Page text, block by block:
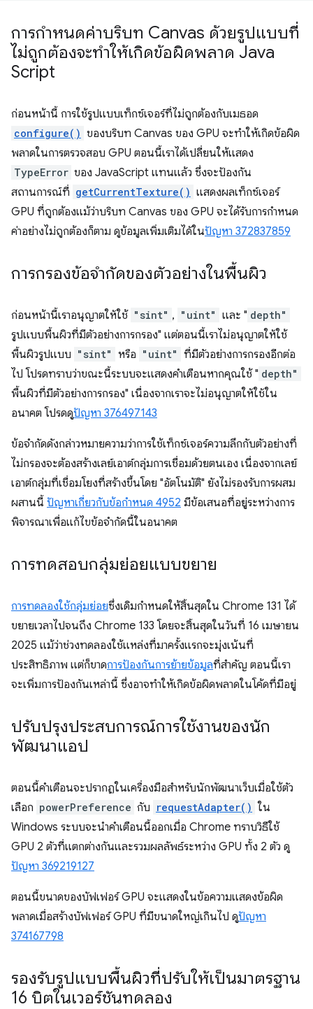
การกำหนดค่าบริบท Canvas ด้วยรูปแบบที่
ไม่ถูกต้องจะทำให้เกิดข้อผิดพลาด Java
Script
ก่อนหน้านี้ การใช้รูปแบบเท็กซ์เจอร์ที่ไม่ถูกต้องกับเมธอด
configure() ของบริบท Canvas ของ GPU จะทําให้เกิดข้อผิด
พลาดในการตรวจสอบ GPU ตอนนี้เราได้เปลี่ยนให้แสดง
TypeError ของ JavaScript แทนแล้ว ซึ่งจะป้องกัน
สถานการณ์ที่ getCurrentTexture() แสดงผลเท็กซ์เจอร์
GPU ที่ถูกต้องแม้ว่าบริบท Canvas ของ GPU จะได้รับการกําหนด
ค่าอย่างไม่ถูกต้องก็ตาม ดูข้อมูลเพิ่มเติมได้ในปัญหา 372837859
การกรองข้อจำกัดของตัวอย่างในพื้นผิว
ก่อนหน้านี้เราอนุญาตให้ใช้ "sint" , "uint" และ " depth"
รูปแบบพื้นผิวที่มีตัวอย่างการกรอง" แต่ตอนนี้เราไม่อนุญาตให้ใช้
พื้นผิวรูปแบบ "sint" หรือ "uint" ที่มีตัวอย่างการกรองอีกต่อ
ไป โปรดทราบว่าขณะนี้ระบบจะแสดงคำเตือนหากคุณใช้ " depth"
พื้นผิวที่มีตัวอย่างการกรอง" เนื่องจากเราจะไม่อนุญาตให้ใช้ใน
อนาคต โปรดดูปัญหา 376497143
ข้อจำกัดดังกล่าวหมายความว่าการใช้เท็กซ์เจอร์ความลึกกับตัวอย่างที่
ไม่กรองจะต้องสร้างเลย์เอาต์กลุ่มการเชื่อมด้วยตนเอง เนื่องจากเลย์
เอาต์กลุ่มที่เชื่อมโยงที่สร้างขึ้นโดย "อัตโนมัติ" ยังไม่รองรับการผสม
ผสานนี้ ปัญหาเกี่ยวกับข้อกำหนด 4952 มีข้อเสนอที่อยู่ระหว่างการ
พิจารณาเพื่อแก้ไขข้อจำกัดนี้ในอนาคต
การทดสอบกลุ่มย่อยแบบขยาย
การทดลองใช้กลุ่มย่อยซึ่งเดิมกำหนดให้สิ้นสุดใน Chrome 131 ได้
ขยายเวลาไปจนถึง Chrome 133 โดยจะสิ้นสุดในวันที่ 16 เมษายน
2025 แม้ว่าช่วงทดลองใช้แหล่งที่มาครั้งแรกจะมุ่งเน้นที่
ประสิทธิภาพ แต่ก็ขาดการป้องกันการย้ายข้อมูลที่สำคัญ ตอนนี้เรา
จะเพิ่มการป้องกันเหล่านี้ ซึ่งอาจทำให้เกิดข้อผิดพลาดในโค้ดที่มีอยู่
ปรับปรุงประสบการณ์การใช้งานของนัก
พัฒนาแอป
ตอนนี้คำเตือนจะปรากฏในเครื่องมือสำหรับนักพัฒนาเว็บเมื่อใช้ตัว
เลือก powerPreference กับ requestAdapter() ใน
Windows ระบบจะนำคำเตือนนี้ออกเมื่อ Chrome ทราบวิธีใช้
GPU 2 ตัวที่แตกต่างกันและรวมผลลัพธ์ระหว่าง GPU ทั้ง 2 ตัว ดู
ปัญหา 369219127
ตอนนี้ขนาดของบัฟเฟอร์ GPU จะแสดงในข้อความแสดงข้อผิด
พลาดเมื่อสร้างบัฟเฟอร์ GPU ที่มีขนาดใหญ่เกินไป ดูปัญหา
374167798
รองรับรูปแบบพื้นผิวที่ปรับให้เป็นมาตรฐาน
16 บิตในเวอร์ชันทดลอง